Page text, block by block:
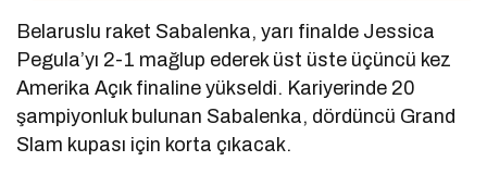
Belaruslu raket Sabalenka, yarı finalde Jessica
Pegula’yı 2-1 mağlup ederek üst üste üçüncü kez
Amerika Açık finaline yükseldi. Kariyerinde 20
şampiyonluk bulunan Sabalenka, dördüncü Grand
Slam kupası için korta çıkacak.